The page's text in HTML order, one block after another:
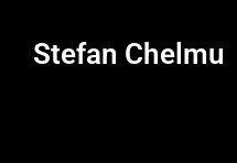
Stefan Chelmu